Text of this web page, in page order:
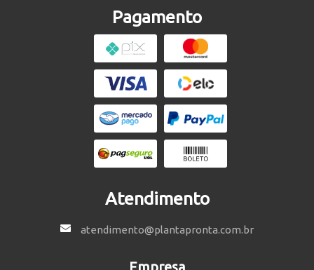
Pagamento
Atendimento
atendimento@plantapronta.com.br